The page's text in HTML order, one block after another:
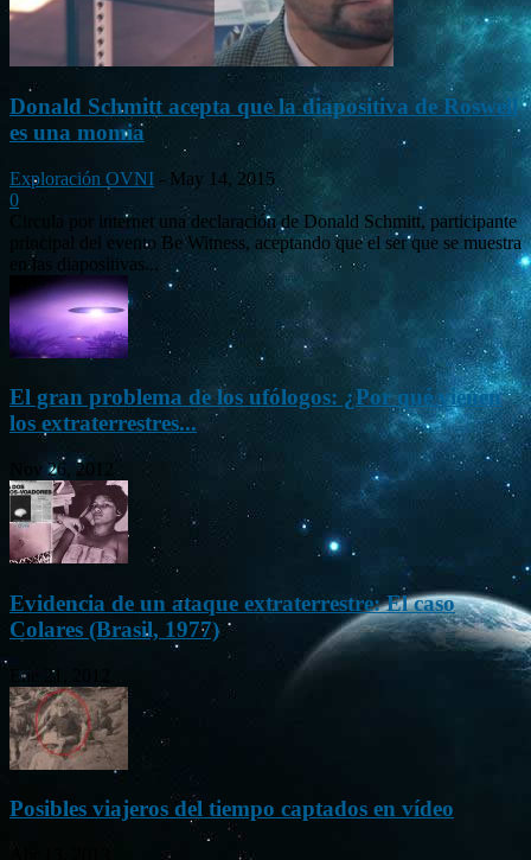
Donald Schmitt acepta que la diapositiva de Roswell
es una momia
Exploración OVNI - May 14, 2015
0
Circula por internet una declaración de Donald Schmitt, participante
principal del evento Be Witness, aceptando que el ser que se muestra
en las diapositivas...
El gran problema de los ufólogos: ¿Por qué vienen
los extraterrestres...
Nov 26, 2012
Evidencia de un ataque extraterrestre: El caso
Colares (Brasil, 1977)
Ene 21, 2012
Posibles viajeros del tiempo captados en vídeo